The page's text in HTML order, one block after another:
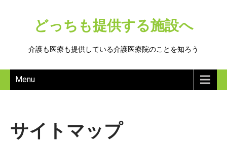
どっちも提供する施設へ
介護も医療も提供している介護医療院のことを知ろう
Menu
サイトマップ